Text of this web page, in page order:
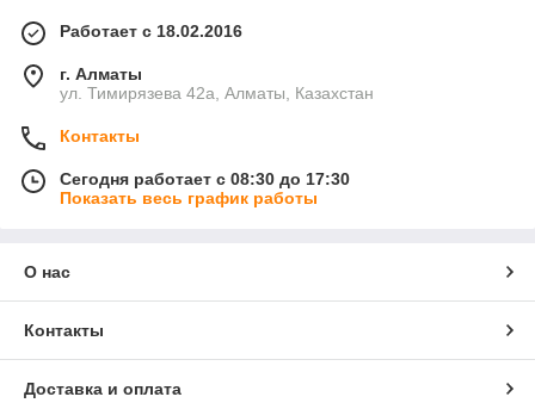
Работает с 18.02.2016
г. Алматы
ул. Тимирязева 42а, Алматы, Казахстан
Контакты
Сегодня работает с 08:30 до 17:30
Показать весь график работы
О нас
Контакты
Доставка и оплата